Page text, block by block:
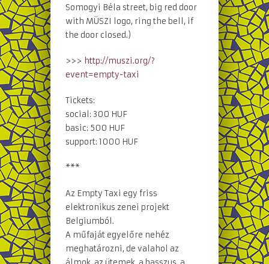
Somogyi Béla street, big red door
with MÜSZI logo, ring the bell, if
the door closed.)
>>> http://muszi.org/?
event=empty-taxi
Tickets:
social: 300 HUF
basic: 500 HUF
support: 1000 HUF
***
Az Empty Taxi egy friss
elektronikus zenei projekt
Belgiumból.
A műfaját egyelőre nehéz
meghatározni, de valahol az